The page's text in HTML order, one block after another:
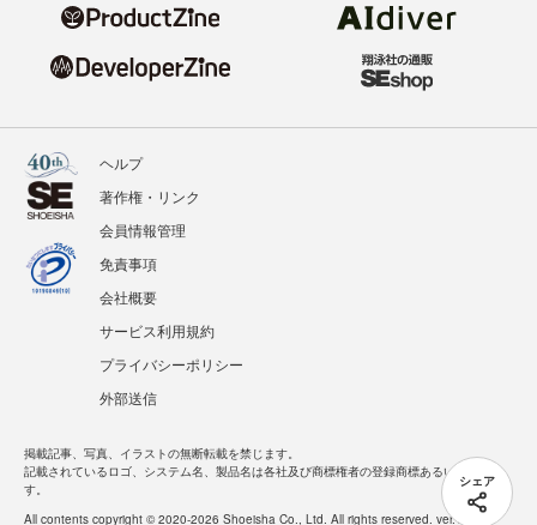
シェア
ヘルプ
著作権・リンク
会員情報管理
免責事項
会社概要
サービス利用規約
プライバシーポリシー
外部送信
掲載記事、写真、イラストの無断転載を禁じます。
記載されているロゴ、システム名、製品名は各社及び商標権者の登録商標あるいは商標で
す。
All contents copyright © 2020-2026 Shoeisha Co., Ltd. All rights reserved. ver.1.5